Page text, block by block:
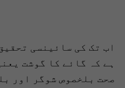
اب تک کی سائینسی
ہے کہ گائے کا گوشت
صحت بلخصوص شوگر اور